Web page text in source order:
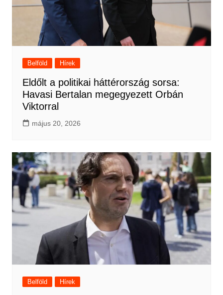
Belföld Hírek
Eldőlt a politikai háttérország sorsa:
Havasi Bertalan megegyezett Orbán
Viktorral
május 20, 2026
Belföld Hírek